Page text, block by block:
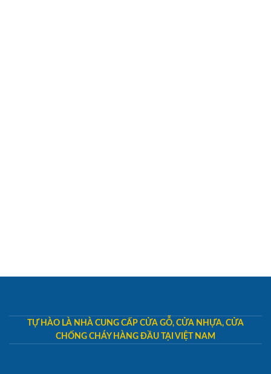
TỰ HÀO LÀ NHÀ CUNG CẤP CỬA GỖ, CỬA NHỰA, CỬA
CHỐNG CHÁY HÀNG ĐẦU TẠI VIỆT NAM